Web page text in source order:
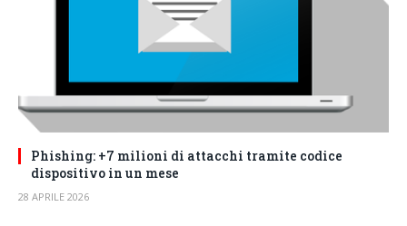
Phishing: +7 milioni di attacchi tramite codice
dispositivo in un mese
28 APRILE 2026